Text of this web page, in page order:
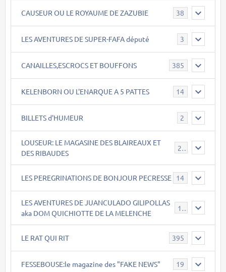
CAUSEUR OU LE ROYAUME DE ZAZUBIE 38
LES AVENTURES DE SUPER-FAFA député 3
CANAILLES,ESCROCS ET BOUFFONS 385
KELENBORN OU L'ENARQUE A 5 PATTES 14
BILLETS d'HUMEUR 2
LOUSEUR: LE MAGASINE DES BLAIREAUX ET
DES RIBAUDES
21
LES PEREGRINATIONS DE BONJOUR PECRESSE 14
LES AVENTURES DE JUANCULADO GILIPOLLAS
aka DOM QUICHIOTTE DE LA MELENCHE
119
LE RAT QUI RIT 395
FESSEBOUSE:le magazine des "FAKE NEWS" 19